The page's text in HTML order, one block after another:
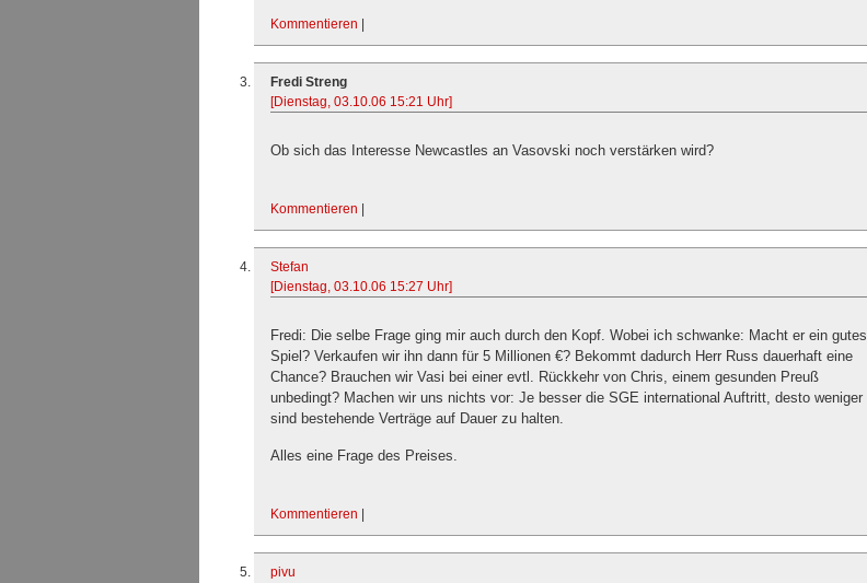
Kommentieren
Fredi Streng
[Dienstag, 03.10.06 15:21 Uhr]
Ob sich das Interesse Newcastles an Vasovski noch verstärken wird?
Kommentieren
Stefan
[Dienstag, 03.10.06 15:27 Uhr]
Fredi: Die selbe Frage ging mir auch durch den Kopf. Wobei ich schwanke: Macht er ein gutes
Spiel? Verkaufen wir ihn dann für 5 Millionen €? Bekommt dadurch Herr Russ dauerhaft eine
Chance? Brauchen wir Vasi bei einer evtl. Rückkehr von Chris, einem gesunden Preuß
unbedingt? Machen wir uns nichts vor: Je besser die SGE international Auftritt, desto weniger
sind bestehende Verträge auf Dauer zu halten.
Alles eine Frage des Preises.
Kommentieren
pivu